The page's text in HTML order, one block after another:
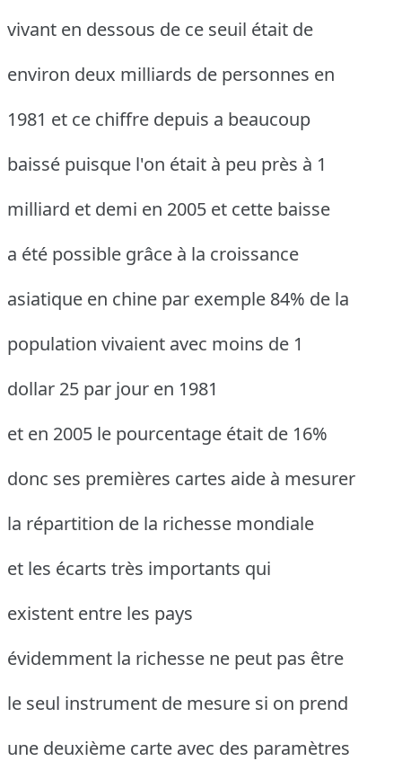
vivant en dessous de ce seuil était de
environ deux milliards de personnes en
1981 et ce chiffre depuis a beaucoup
baissé puisque l'on était à peu près à 1
milliard et demi en 2005 et cette baisse
a été possible grâce à la croissance
asiatique en chine par exemple 84% de la
population vivaient avec moins de 1
dollar 25 par jour en 1981
et en 2005 le pourcentage était de 16%
donc ses premières cartes aide à mesurer
la répartition de la richesse mondiale
et les écarts très importants qui
existent entre les pays
évidemment la richesse ne peut pas être
le seul instrument de mesure si on prend
une deuxième carte avec des paramètres